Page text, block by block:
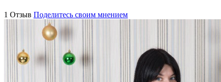
1 Отзыв Поделитесь своим мнением